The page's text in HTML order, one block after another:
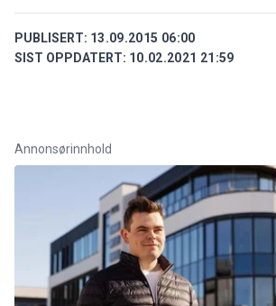
PUBLISERT: 13.09.2015 06:00
SIST OPPDATERT: 10.02.2021 21:59
Annonsørinnhold